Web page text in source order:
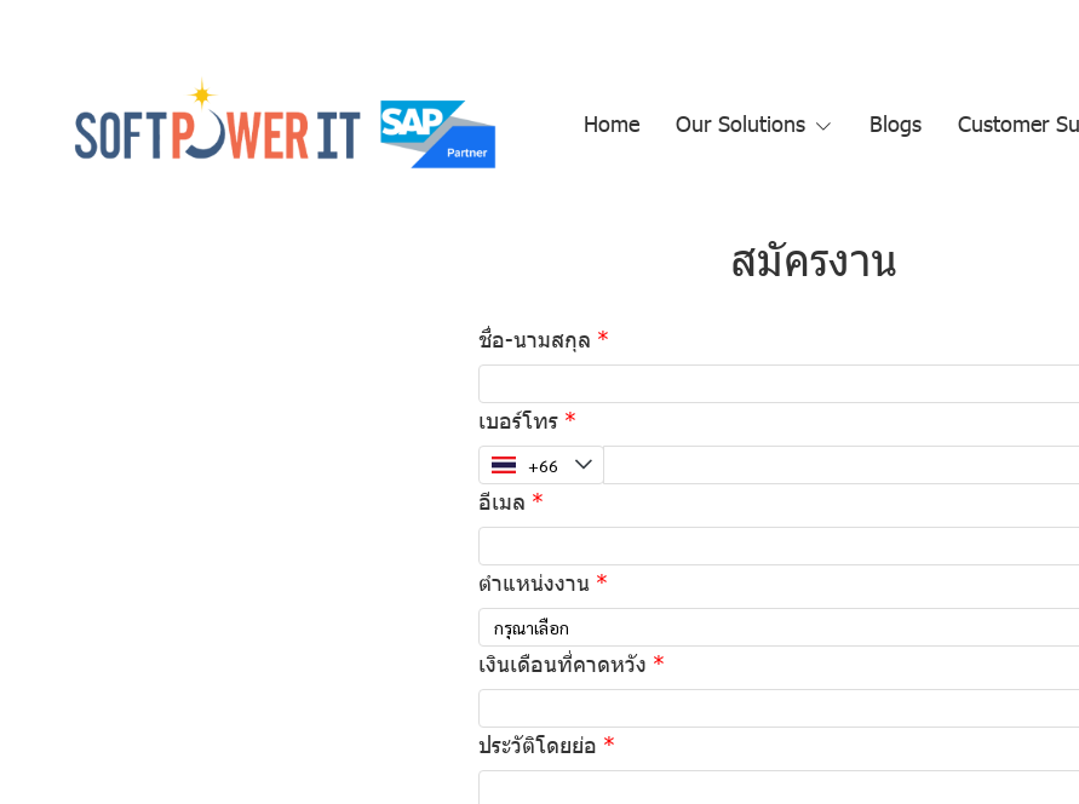
Home Our Solutions Blogs Customer
สมัครงาน
ชื่อ-นามสกุล
เบอร์โทร
อีเมล
ตำแหน่งงาน
กรุณาเลือก
เงินเดือนที่คาดหวัง
ประวัติโดยย่อ